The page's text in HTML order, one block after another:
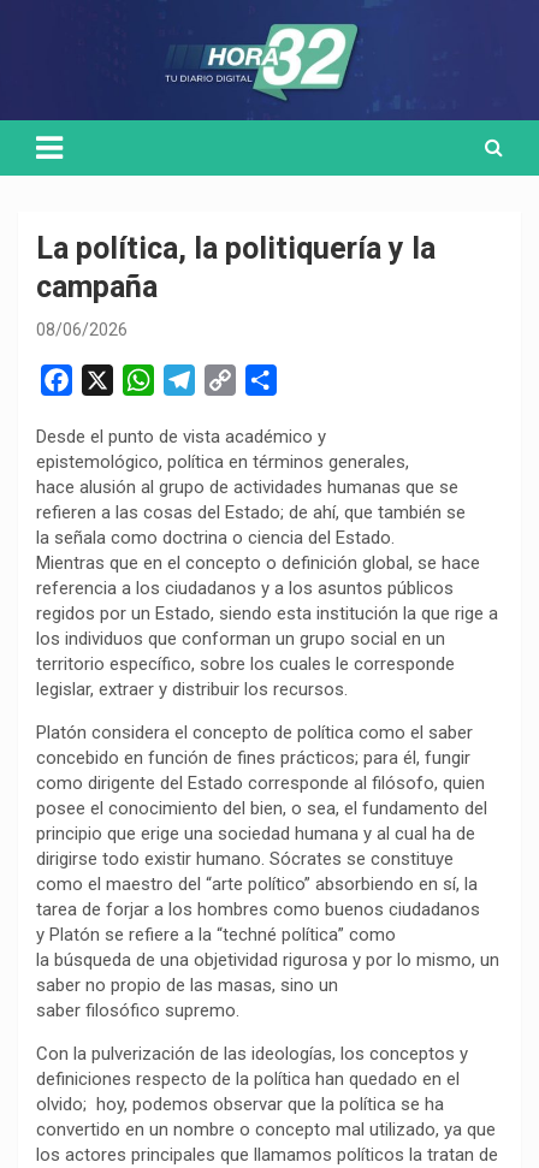
La política, la politiquería y la
campaña
08/06/2026
c
e
b
o
o
k
W
a
t
s
A
p
p
l
e
g
r
a
m
p
y
L
i
n
k
m
p
a
r
t
i
r
Desde el punto de vista académico y
epistemológico, política en términos generales,
hace alusión al grupo de actividades humanas que se
refieren a las cosas del Estado; de ahí, que también se
la señala como doctrina o ciencia del Estado.
Mientras que en el concepto o definición global, se hace
referencia a los ciudadanos y a los asuntos públicos
regidos por un Estado, siendo esta institución la que rige a
los individuos que conforman un grupo social en un
territorio específico, sobre los cuales le corresponde
legislar, extraer y distribuir los recursos.
Platón considera el concepto de política como el saber
concebido en función de fines prácticos; para él, fungir
como dirigente del Estado corresponde al filósofo, quien
posee el conocimiento del bien, o sea, el fundamento del
principio que erige una sociedad humana y al cual ha de
dirigirse todo existir humano. Sócrates se constituye
como el maestro del “arte político” absorbiendo en sí, la
tarea de forjar a los hombres como buenos ciudadanos
y Platón se refiere a la “techné política” como
la búsqueda de una objetividad rigurosa y por lo mismo, un
saber no propio de las masas, sino un
saber filosófico supremo.
Con la pulverización de las ideologías, los conceptos y
definiciones respecto de la política han quedado en el
olvido; hoy, podemos observar que la política se ha
convertido en un nombre o concepto mal utilizado, ya que
los actores principales que llamamos políticos la tratan de